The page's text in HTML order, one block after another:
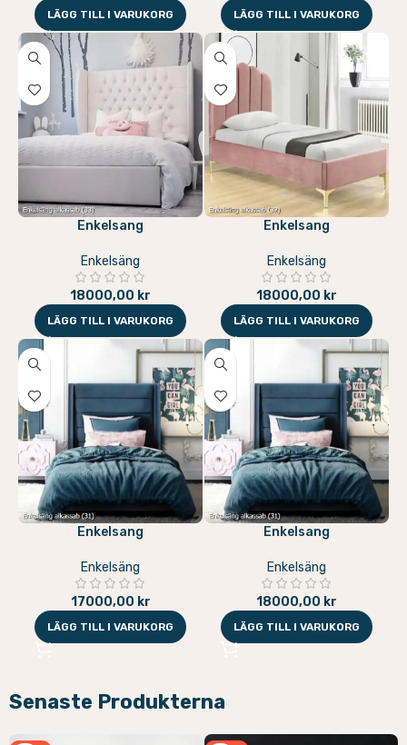
LÄGG TILL I VARUKORG LÄGG TILL I VARUKORG
Enkelsang
Enkelsäng
18000,00 kr
LÄGG TILL I VARUKORG
Enkelsang
Enkelsäng
18000,00 kr
LÄGG TILL I VARUKORG
Enkelsang
Enkelsäng
17000,00 kr
LÄGG TILL I VARUKORG
Enkelsang
Enkelsäng
18000,00 kr
LÄGG TILL I VARUKORG
Senaste Produkterna